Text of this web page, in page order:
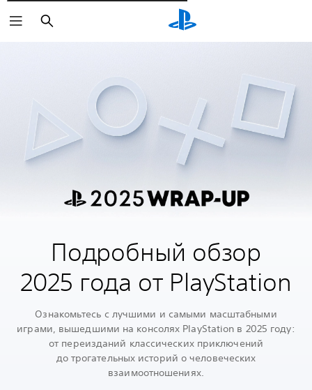
Поиск
Подробный обзор
2025 года от PlayStation
Ознакомьтесь с лучшими и самыми масштабными
играми, вышедшими на консолях PlayStation в 2025 году:
от переизданий классических приключений
до трогательных историй о человеческих
взаимоотношениях.